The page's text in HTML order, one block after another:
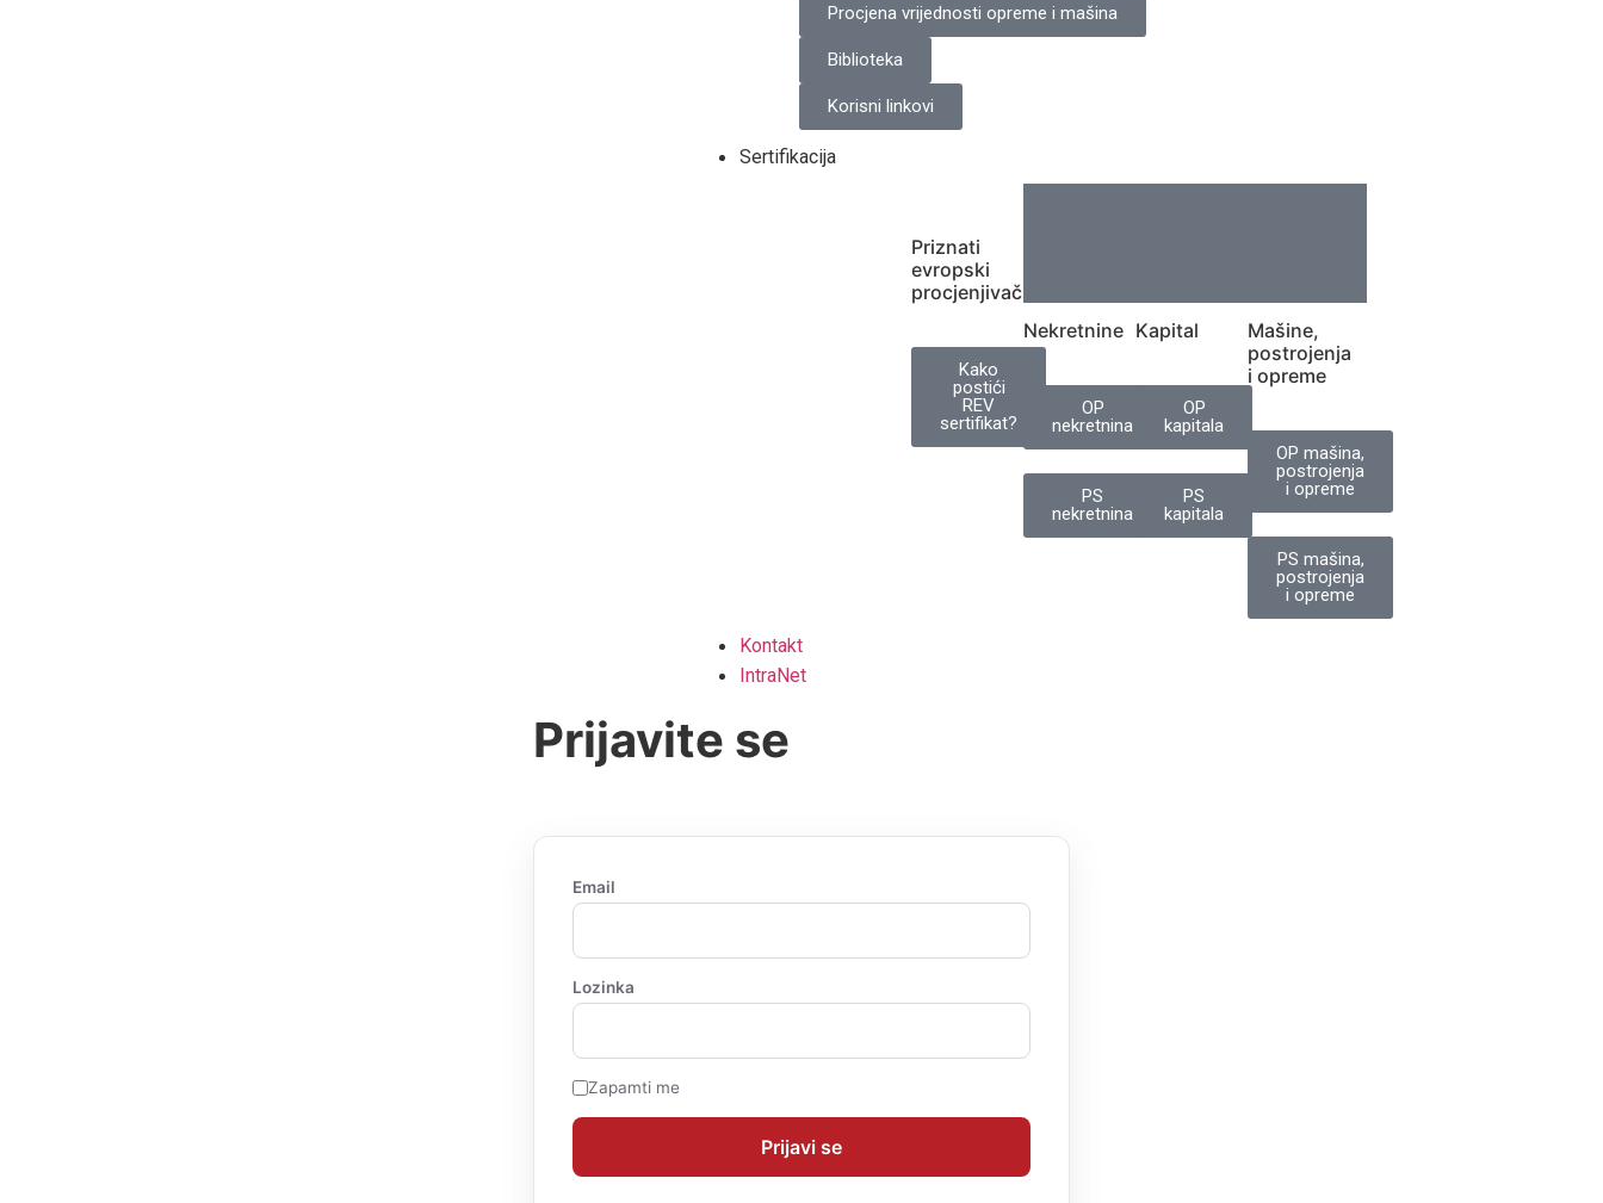
Procjena vrijednosti opreme i mašina
Biblioteka
Korisni linkovi
Sertifikacija
Priznati
evropski
procjenjivač
Kako
postići
REV
sertifikat?
Nekretnine
OP
nekretnina
PS
nekretnina
Kapital
OP
kapitala
PS
kapitala
Mašine,
postrojenja
i opreme
OP mašina,
postrojenja
i opreme
PS mašina,
postrojenja
i opreme
Kontakt
IntraNet
Prijavite se
Email
Lozinka
Zapamti me